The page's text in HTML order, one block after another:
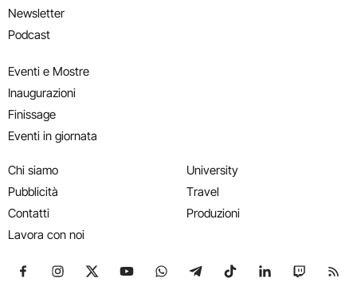
Newsletter
Podcast
Eventi e Mostre
Inaugurazioni
Finissage
Eventi in giornata
Chi siamo
Pubblicità
Contatti
Lavora con noi
University
Travel
Produzioni
Seguici su Facebook
Seguici su Instagram
Seguici su X
Seguici su YouTube
Seguici su WhatsApp
Seguici su Telegram
Seguici su TikTok
Seguici su
Seguici